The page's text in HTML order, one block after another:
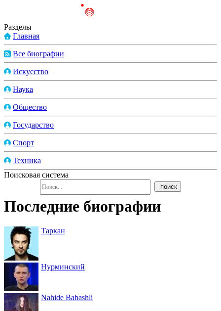
Разделы
Главная
Все биографии
Искусство
Наука
Общество
Государство
Спорт
Техника
Поисковая система
Последние биографии
Таркан
Нурминский
Nahide Babashli